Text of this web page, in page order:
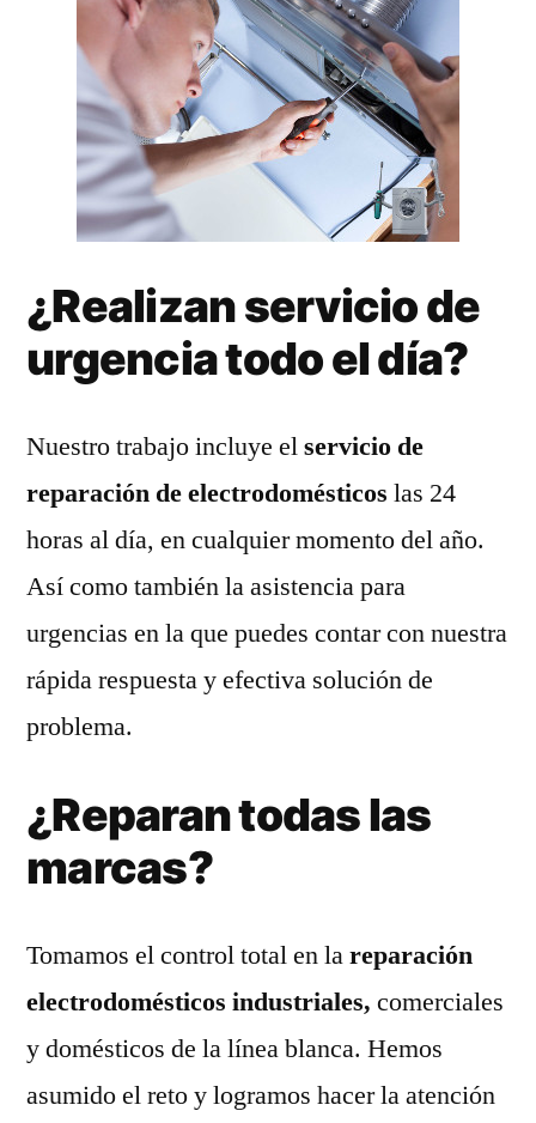
¿Realizan servicio de
urgencia todo el día?
Nuestro trabajo incluye elservicio de
reparación de electrodomésticos las 24
horas al día, en cualquier momento del año.
Así como también la asistencia para
urgencias en la que puedes contar con nuestra
rápida respuesta y efectiva solución de
problema.
¿Reparan todas las
marcas?
Tomamos el control total en lareparación
electrodomésticos industriales, comerciales
y domésticos de la línea blanca. Hemos
asumido el reto y logramos hacer la atención